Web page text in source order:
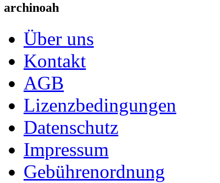
archinoah
Über uns
Kontakt
AGB
Lizenzbedingungen
Datenschutz
Impressum
Gebührenordnung